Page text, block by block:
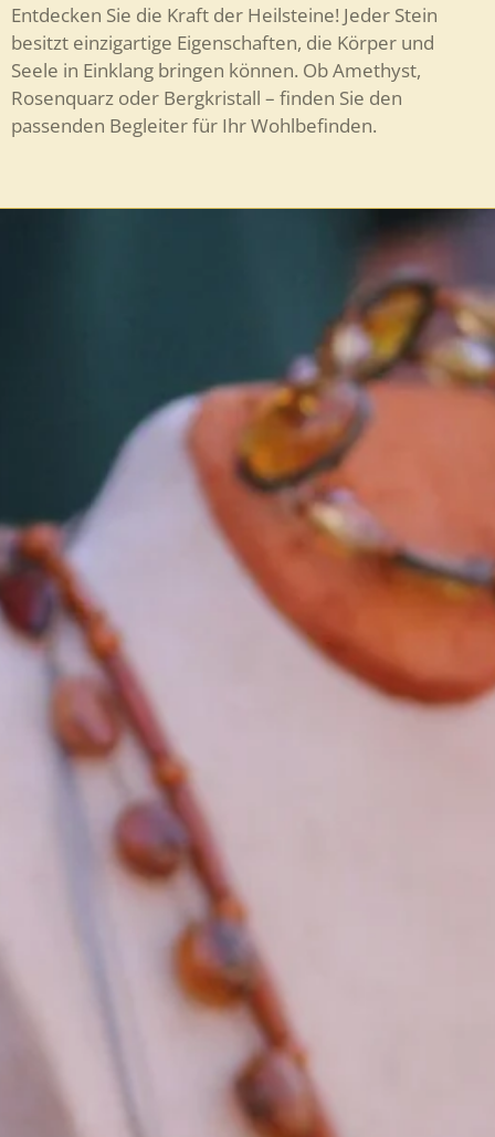
Entdecken Sie die Kraft der Heilsteine! Jeder Stein
besitzt einzigartige Eigenschaften, die Körper und
Seele in Einklang bringen können. Ob Amethyst,
Rosenquarz oder Bergkristall – finden Sie den
passenden Begleiter für Ihr Wohlbefinden.